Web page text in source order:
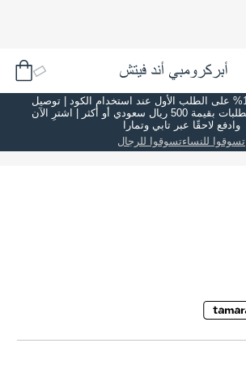
HELLO15: خصم 15% على الطلب الأول عند استخدام الكود | توصيل
مجاني على جميع الطلبات بقيمة 500 ريال سعودي أو أكثر | اشترِ الآن
وادفع لاحقًا عبر تابي وتمارا
تسوقوا للنساءتسوقوا للرجال